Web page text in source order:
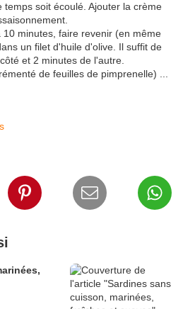
soit écoulé. Ajouter la crème
minutes, faire revenir (en même
un filet d'huile d'olive. Il suffit de
et 2 minutes de l'autre.
de feuilles de pimprenelle) ...